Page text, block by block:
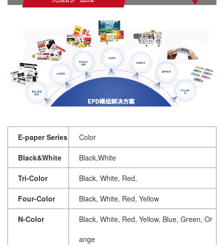
E-paper Series Color
Black&White Black,White
Tri-Color Black, White, Red,
Four-Color Black, White, Red, Yellow
N-Color
Black, White, Red, Yellow, Blue, Green, Or
ange